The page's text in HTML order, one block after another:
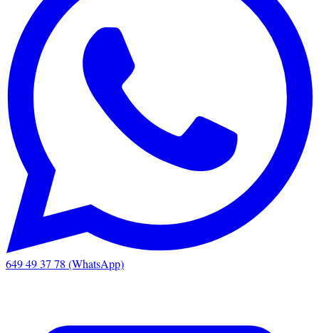
649 49 37 78 (WhatsApp)